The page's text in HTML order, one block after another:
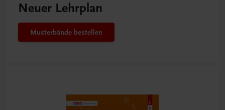
Neuer Lehrplan
Musterbände bestellen